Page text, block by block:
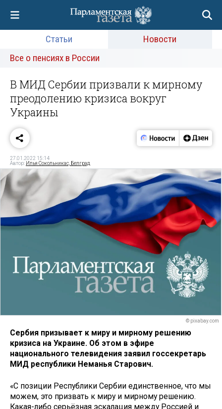
Статьи
Новости
Все о пенсиях в России
В МИД Сербии призвали к мирному
преодолению кризиса вокруг
Украины
27.01.2022 15:14
Автор: Илья Сокольникас, Белград
© pixabay.com
Сербия призывает к миру и мирному решению
кризиса на Украине. Об этом в эфире
национального телевидения заявил госсекретарь
МИД республики Неманья Старович.
«С позиции Республики Сербии единственное, что мы
можем, это призвать к миру и мирному решению.
Какая-либо серьёзная эскалация между Россией и